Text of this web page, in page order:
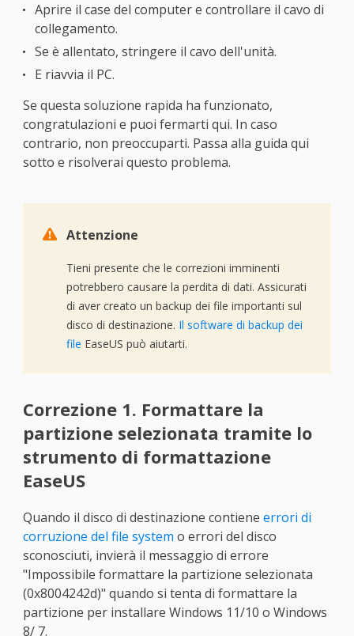
Aprire il case del computer e controllare il cavo di
collegamento.
Se è allentato, stringere il cavo dell'unità.
E riavvia il PC.
Se questa soluzione rapida ha funzionato,
congratulazioni e puoi fermarti qui. In caso
contrario, non preoccuparti. Passa alla guida qui
sotto e risolverai questo problema.
 Attenzione
Tieni presente che le correzioni imminenti
potrebbero causare la perdita di dati. Assicurati
di aver creato un backup dei file importanti sul
disco di destinazione. Il software di backup dei
file EaseUS può aiutarti.
Correzione 1. Formattare la
partizione selezionata tramite lo
strumento di formattazione
EaseUS
Quando il disco di destinazione contiene errori di
corruzione del file system o errori del disco
sconosciuti, invierà il messaggio di errore
"Impossibile formattare la partizione selezionata
(0x8004242d)" quando si tenta di formattare la
partizione per installare Windows 11/10 o Windows
8/ 7.